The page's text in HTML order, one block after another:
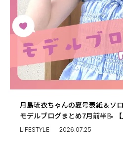
月島琉衣ちゃんの夏号表紙＆ソ
LIFESTYLE 2026.07.25